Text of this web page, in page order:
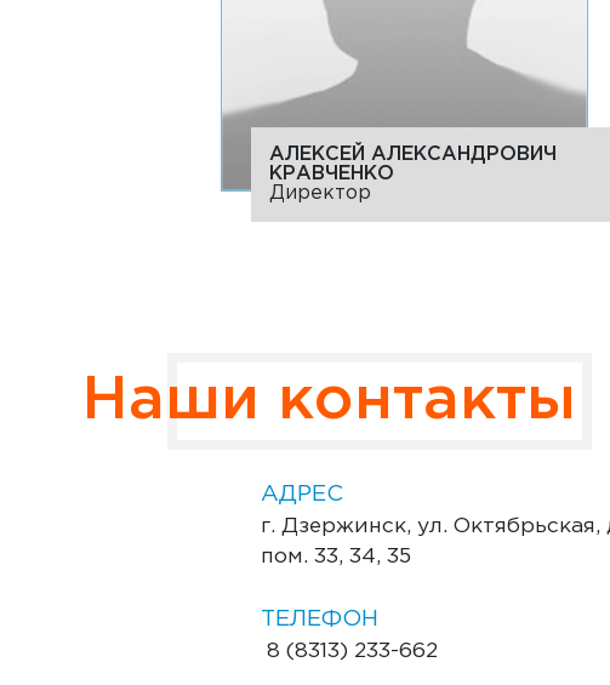
АЛЕКСЕЙ АЛЕКСАНДРОВИЧ
КРАВЧЕНКО
Директор
Наши контакты
АДРЕС
г. Дзержинск, ул. Октябрьская,
пом. 33, 34, 35
ТЕЛЕФОН
8 (8313) 233-662